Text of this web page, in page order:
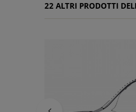
22 ALTRI PRODOTTI